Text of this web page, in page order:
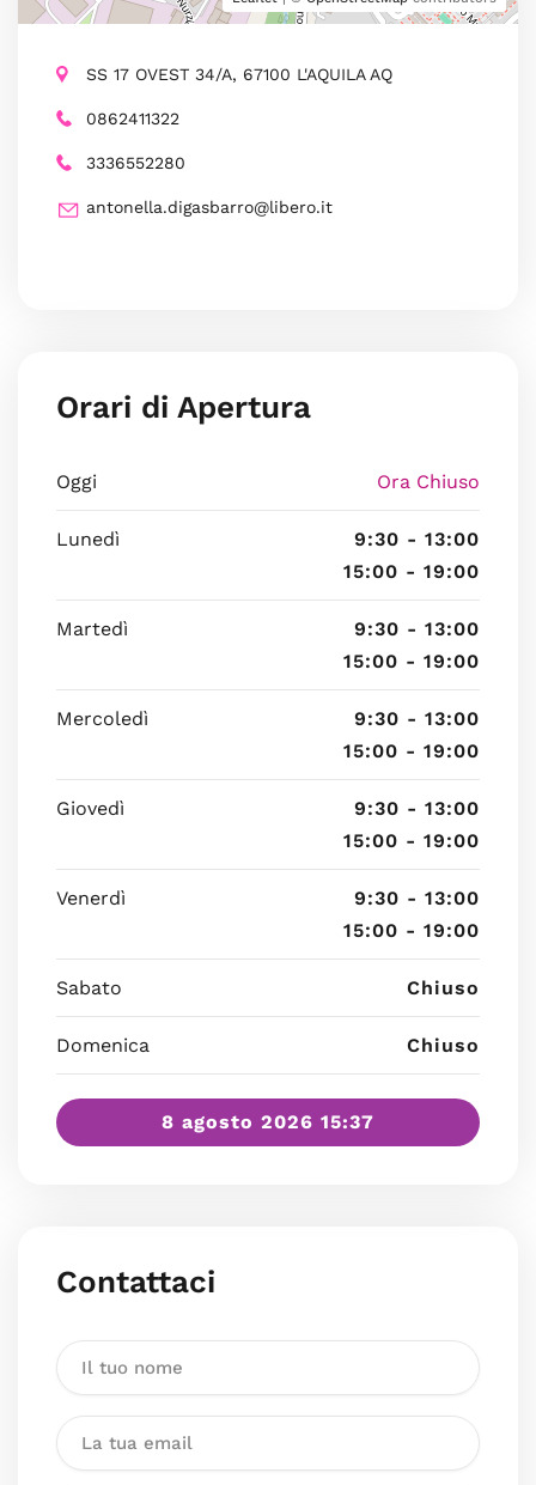
SS 17 OVEST 34/A, 67100 L'AQUILA AQ
0862411322
3336552280
antonella.digasbarro@libero.it
Orari di Apertura
Oggi Ora Chiuso
Lunedì
9:30 - 13:00
15:00 - 19:00
Martedì
9:30 - 13:00
15:00 - 19:00
Mercoledì
9:30 - 13:00
15:00 - 19:00
Giovedì
9:30 - 13:00
15:00 - 19:00
Venerdì
9:30 - 13:00
15:00 - 19:00
Sabato Chiuso
Domenica Chiuso
8 agosto 2026 15:37
Contattaci